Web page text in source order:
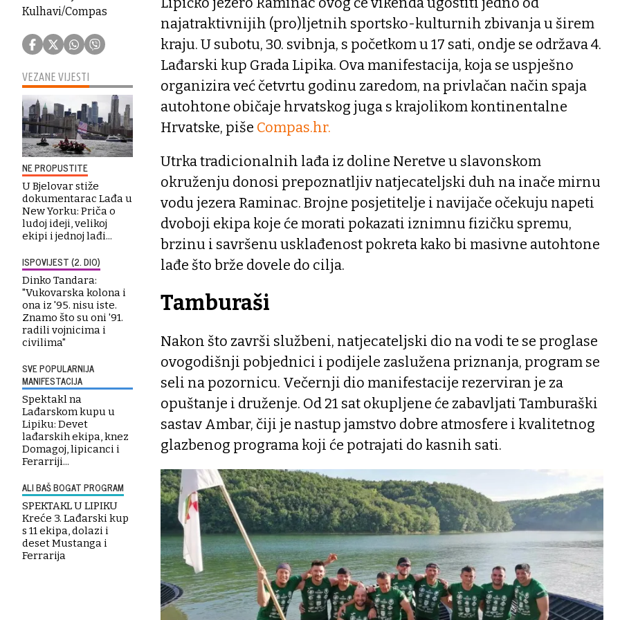
Kulhavi/Compas
VEZANE VIJESTI
NE PROPUSTITE
U Bjelovar stiže
dokumentarac Lađa u
New Yorku: Priča o
ludoj ideji, velikoj
ekipi i jednoj lađi...
ISPOVIJEST (2. DIO)
Dinko Tandara:
"Vukovarska kolona i
ona iz '95. nisu iste.
Znamo što su oni '91.
radili vojnicima i
civilima"
SVE POPULARNIJA
MANIFESTACIJA
Spektakl na
Lađarskom kupu u
Lipiku: Devet
lađarskih ekipa, knez
Domagoj, lipicanci i
Ferarriji...
ALI BAŠ BOGAT PROGRAM
SPEKTAKL U LIPIKU
Kreće 3. Lađarski kup
s 11 ekipa, dolazi i
deset Mustanga i
Ferrarija
najatraktivnijih (pro)ljetnih sportsko-kulturnih zbivanja u širem
kraju. U subotu, 30. svibnja, s početkom u 17 sati, ondje se održava 4.
Lađarski kup Grada Lipika. Ova manifestacija, koja se uspješno
organizira već četvrtu godinu zaredom, na privlačan način spaja
autohtone običaje hrvatskog juga s krajolikom kontinentalne
Hrvatske, piše Compas.hr.
Utrka tradicionalnih lađa iz doline Neretve u slavonskom
okruženju donosi prepoznatljiv natjecateljski duh na inače mirnu
vodu jezera Raminac. Brojne posjetitelje i navijače očekuju napeti
dvoboji ekipa koje će morati pokazati iznimnu fizičku spremu,
brzinu i savršenu usklađenost pokreta kako bi masivne autohtone
lađe što brže dovele do cilja.
Tamburaši
Nakon što završi službeni, natjecateljski dio na vodi te se proglase
ovogodišnji pobjednici i podijele zaslužena priznanja, program se
seli na pozornicu. Večernji dio manifestacije rezerviran je za
opuštanje i druženje. Od 21 sat okupljene će zabavljati Tamburaški
sastav Ambar, čiji je nastup jamstvo dobre atmosfere i kvalitetnog
glazbenog programa koji će potrajati do kasnih sati.